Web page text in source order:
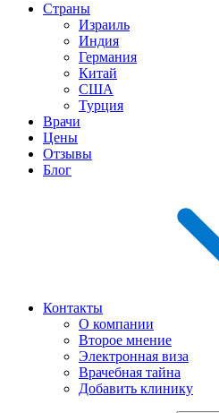
Страны
Израиль
Индия
Германия
Китай
США
Турция
Врачи
Цены
Отзывы
Блог
Контакты
О компании
Второе мнение
Электронная виза
Врачебная тайна
Добавить клинику